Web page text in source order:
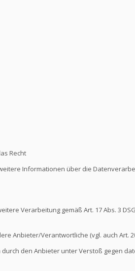
Recht
Informationen über die
Verarbeitung gemäß Art. 17 Abs. 3
Anbieter/Verantwortliche (vgl. auch Art.
den Anbieter unter Verstoß gegen